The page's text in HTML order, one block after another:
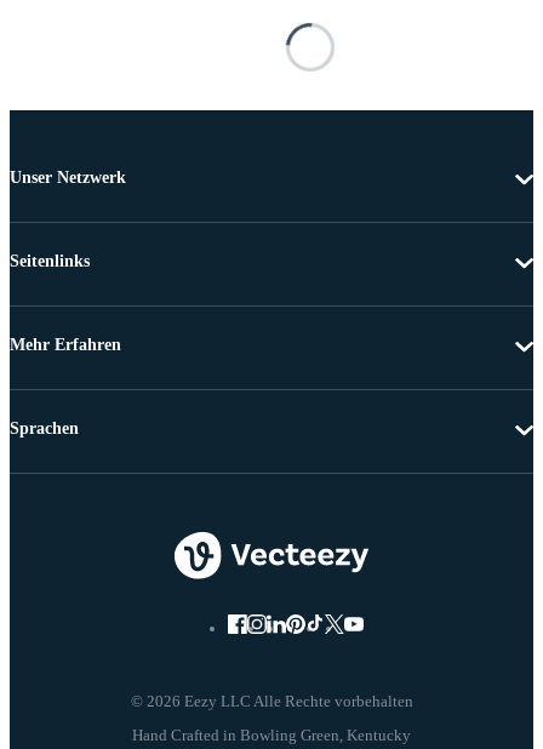
Unser Netzwerk
Seitenlinks
Mehr Erfahren
© 2026 Eezy LLC Alle Rechte vorbehalten
Sprachen